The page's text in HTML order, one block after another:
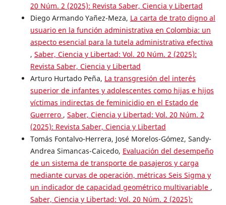
20 Núm. 2 (2025): Revista Saber, Ciencia y Libertad
Diego Armando Yañez-Meza, La carta de trato digno al
usuario en la función administrativa en Colombia: un
aspecto esencial para la tutela administrativa efectiva
, Saber, Ciencia y Libertad: Vol. 20 Núm. 2 (2025):
Revista Saber, Ciencia y Libertad
Arturo Hurtado Peña, La transgresión del interés
superior de infantes y adolescentes como hijas e hijos
víctimas indirectas de feminicidio en el Estado de
Guerrero , Saber, Ciencia y Libertad: Vol. 20 Núm. 2
(2025): Revista Saber, Ciencia y Libertad
Tomás Fontalvo-Herrera, José Morelos-Gómez, Sandy-
Andrea Simancas-Caicedo, Evaluación del desempeño
de un sistema de transporte de pasajeros y carga
mediante curvas de operación, métricas Seis Sigma y
un indicador de capacidad geométrico multivariable ,
Saber, Ciencia y Libertad: Vol. 20 Núm. 2 (2025):